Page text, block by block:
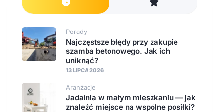
Porady
Najczęstsze błędy przy zakupie
szamba betonowego. Jak ich
uniknąć?
13 LIPCA 2026
Aranżacje
Jadalnia w małym mieszkaniu — jak
znaleźć miejsce na wspólne posiłki?